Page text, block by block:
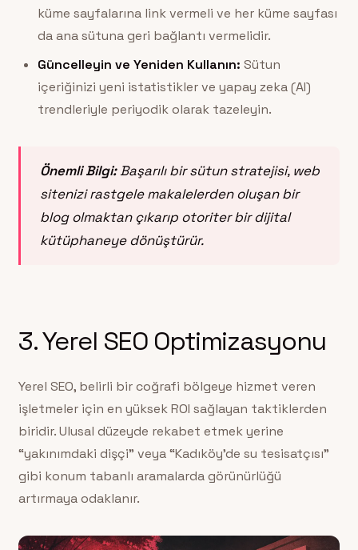
küme sayfalarına link vermeli ve her küme sayfası
da ana sütuna geri bağlantı vermelidir.
Güncelleyin ve Yeniden Kullanın: Sütun
içeriğinizi yeni istatistikler ve yapay zeka (AI)
trendleriyle periyodik olarak tazeleyin.
Önemli Bilgi:Başarılı bir sütun stratejisi, web
sitenizi rastgele makalelerden oluşan bir
blog olmaktan çıkarıp otoriter bir dijital
kütüphaneye dönüştürür.
3. Yerel SEO Optimizasyonu
Yerel SEO, belirli bir coğrafi bölgeye hizmet veren
işletmeler için en yüksek ROI sağlayan taktiklerden
biridir. Ulusal düzeyde rekabet etmek yerine
“yakınımdaki dişçi” veya “Kadıköy’de su tesisatçısı”
gibi konum tabanlı aramalarda görünürlüğü
artırmaya odaklanır.